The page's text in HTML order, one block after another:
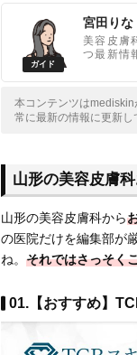
宮田りな
美容皮膚
つ最新情
本コンテンツはmediskin
常に最新の情報に更新し
山形の美容皮膚
山形の美容皮膚科から
の医院だけを編集部が
ね。 それではさっそく
01.【おすすめ】